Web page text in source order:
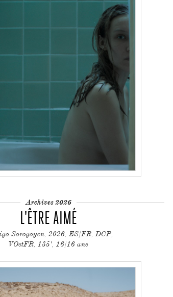
Archives 2026
L'ÊTRE AIMÉ
Sorogoyen, 2026, ES/FR, DCP,
VOstFR, 135', 16/16 ans